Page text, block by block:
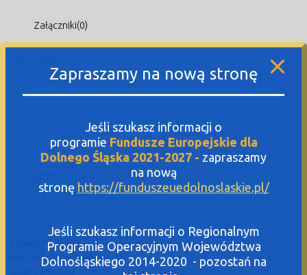
Załączniki(0)
Informacyjny
Główny Punkt Informacyjny Funduszy Europejskich
Wybrzeże J. Słowackiego 12-14
Zapraszamy na nową stronę
Jeśli szukasz informacji o
programie Fundusze Europejskie dla
Dolnego Śląska 2021-2027 - zapraszamy
na nową
stronę https://funduszeuedolnoslaskie.pl/
Jeśli szukasz informacji o Regionalnym
Programie Operacyjnym Województwa
Dolnośląskiego 2014-2020 - pozostań na